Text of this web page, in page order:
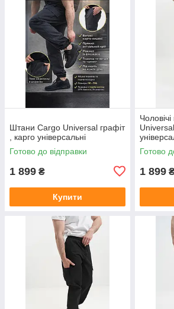
Штани Cargo Universal графіт
, карго універсальні
Готово до відправки
1 899 ₴
Купити
Готово
1 899